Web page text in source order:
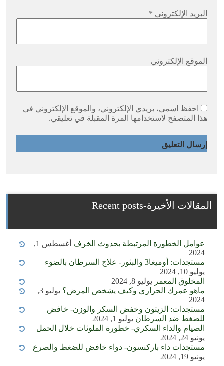
البريد الإلكتروني *
الموقع الإلكتروني
احفظ اسمي، بريدي الإلكتروني، والموقع الإلكتروني في
هذا المتصفح لاستخدامها المرة المقبلة في تعليقي.
المقالات الأخيرة-Recent posts
عوامل الخطورة المرتبطة بحدوث الخرف
أغسطس 1,
2024
مستجدات: أوميغا3 والبثور- علاج السرطان بالضوء
يوليو 10, 2024
المخلوق المعمر يوليو 8, 2024
ماهو عمرك الحراري وكيف يشخص المرض؟
يوليو 3,
2024
مستجدات: الزيتون وخفض السكر والوزن- خافض
للضغط ضد السرطان يوليو 1, 2024
الصيام والداء السكري- خطورة الملوثات خلال الحمل
يونيو 24, 2024
مستجدات داء باركنسون- دواء خافض للضغط والصرع
يونيو 19, 2024